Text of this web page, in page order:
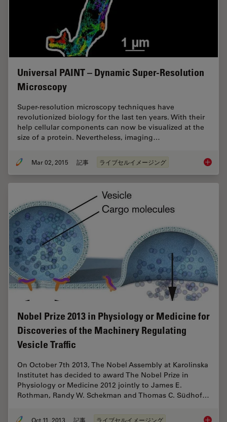
Universal PAINT – Dynamic Super-Resolution
Microscopy
Super-resolution microscopy techniques have
revolutionized biology for the last ten years. With their
help cellular components can now be visualized at the
size of a protein. Nevertheless, imaging…
Mar 02, 2015 記事 ライブセルイメージング
Nobel Prize 2013 in Physiology or Medicine for
Discoveries of the Machinery Regulating
Vesicle Traffic
On October 7th 2013, The Nobel Assembly at Karolinska
Institutet has decided to award The Nobel Prize in
Physiology or Medicine 2012 jointly to James E.
Rothman, Randy W. Schekman and Thomas C. Südhof…
Oct 11, 2013 記事 ライブセルイメージング